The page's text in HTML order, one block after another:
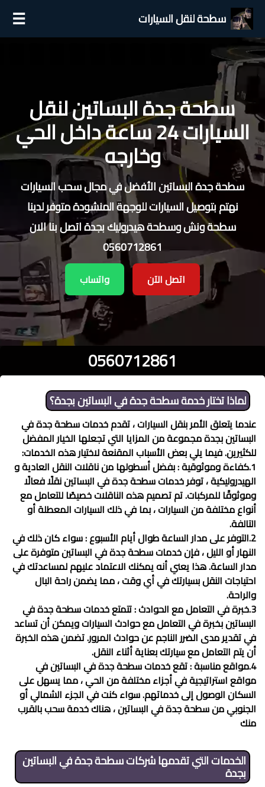
سطحة لنقل السيارات ☰
سطحة جدة البساتين لنقل
السيارات 24 ساعة داخل الحي
وخارجه
سطحة جدة البساتين الأفضل في مجال سحب السيارات
نهتم بتوصيل السيارات للوجهة المنشودة متوفر لدينا
سطحة ونش وسطحة هيدروليك بجدة اتصل بنا الان
0560712861
اتصل الآن واتساب
0560712861
لماذا تختار خدمةسطحة جدة في البساتينبجدة؟
عندما يتعلق الأمر بنقل السيارات ، تقدم خدماتسطحة جدة في
البساتينبجدة مجموعة من المزايا التي تجعلها الخيار المفضل
للكثيرين. فيما يلي بعض الأسباب المقنعة لاختيار هذه الخدمات:
1.كفاءة وموثوقية : بفضل أسطولها من ناقلات النقل العادية و
الهيدروليكية ، توفر خدماتسطحة جدة في البساتيننقلًا فعالًا
وموثوقًا للمركبات. تم تصميم هذه الناقلات خصيصًا للتعامل مع
أنواع مختلفة من السيارات ، بما في ذلك السيارات المعطلة أو
التالفة.
2.التوفر على مدار الساعة طوال أيام الأسبوع : سواء كان ذلك في
النهار أو الليل ، فإن خدماتسطحة جدة في البساتينمتوفرة على
مدار الساعة. هذا يعني أنه يمكنك الاعتماد عليهم لمساعدتك في
احتياجات النقل بسيارتك في أي وقت ، مما يضمن راحة البال
والراحة.
3.خبرة في التعامل مع الحوادث : تتمتع خدمات
سطحة جدة في
البساتينبخبرة في التعامل مع حوادث السيارات ويمكن أن تساعد
في تقدير مدى الضرر الناجم عن حوادث المرور. تضمن هذه الخبرة
أن يتم التعامل مع سيارتك بعناية أثناء النقل.
4.مواقع مناسبة : تقع خدمات
سطحة جدة في البساتينفي
مواقع استراتيجية في أجزاء مختلفة من الحي ، مما يسهل على
السكان الوصول إلى خدماتهم. سواء كنت في الجزء الشمالي أو
الجنوبي من سطحة جدة في البساتين ، هناك خدمة سحب بالقرب
منك
الخدمات التي تقدمها شركاتسطحة جدة في البساتين
بجدة